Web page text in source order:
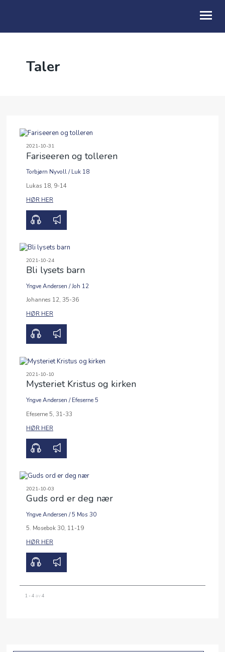
BE FOR
SOMMERFESTIVAL 2026
ARKIV
Taler
2021-10-31
Fariseeren og tolleren
Torbjørn Nyvoll/Luk 18
Lukas 18, 9-14
HØR HER
2021-10-24
Bli lysets barn
Yngve Andersen /Joh 12
Johannes 12, 35-36
HØR HER
2021-10-10
Mysteriet Kristus og kirken
Yngve Andersen /Efeserne 5
Efeserne 5, 31-33
HØR HER
2021-10-03
Guds ord er deg nær
Yngve Andersen /5 Mos 30
5. Mosebok 30, 11-19
HØR HER
1 - 4av4